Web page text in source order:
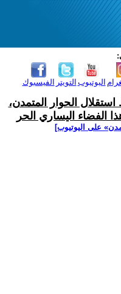
الفيسبوك التويتر اليوتيوب
الحوار المتمدن،
الفضاء اليساري الحر
على اليوتيوب]